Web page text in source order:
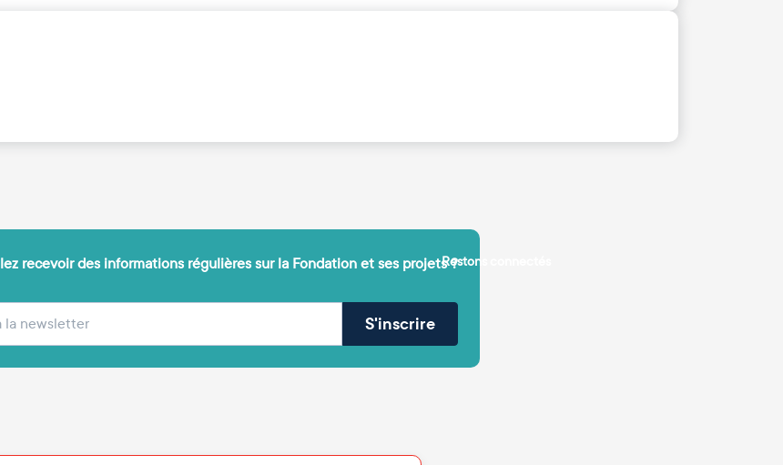
recevoir des informations régulières sur la Fondation et ses projets ?
mail (obligatoire) S'inscrire
Restons connectés